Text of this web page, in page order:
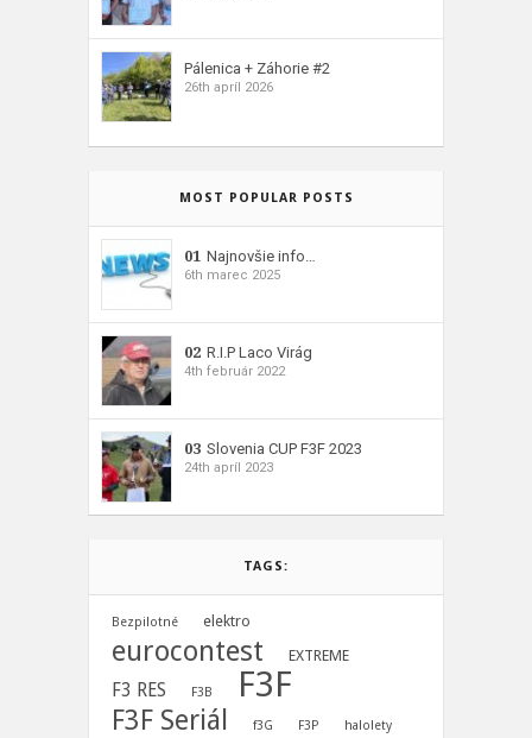
Pálenica + Záhorie #2
26th apríl 2026
MOST POPULAR POSTS
01 Najnovšie info…
6th marec 2025
02 R.I.P Laco Virág
4th február 2022
03 Slovenia CUP F3F 2023
24th apríl 2023
TAGS:
Bezpilotné elektro
eurocontest EXTREME
F3 RES F3B F3F
F3F Seriál f3G F3P halolety